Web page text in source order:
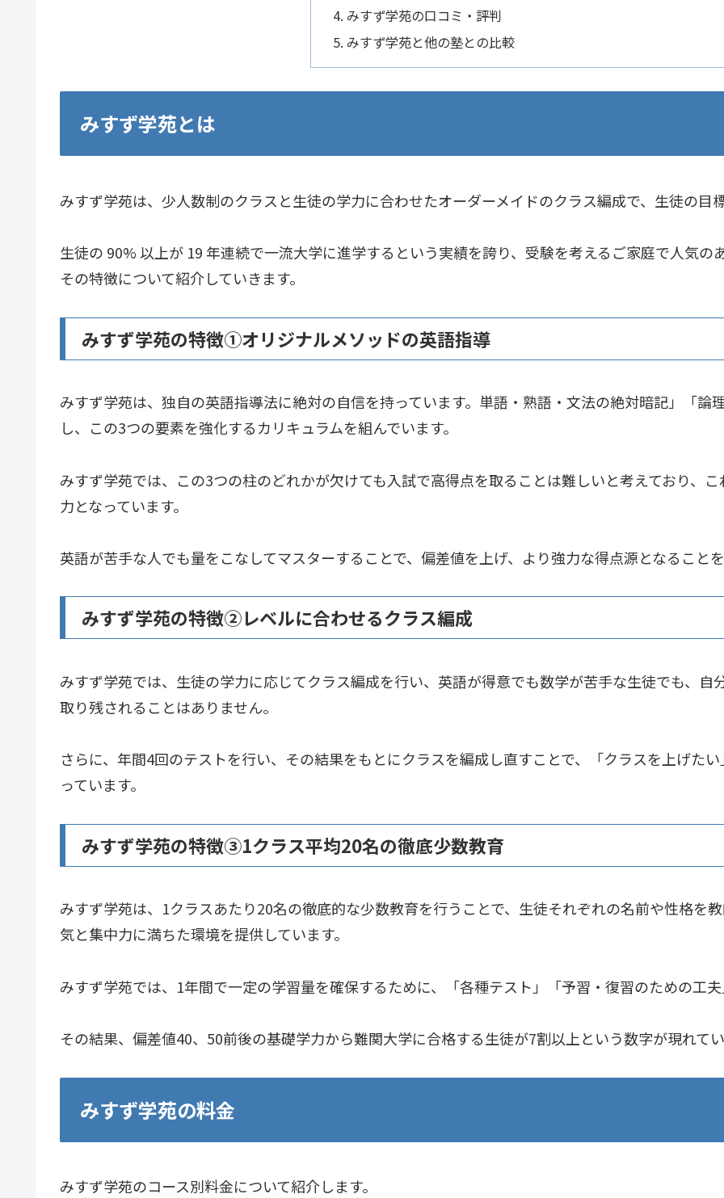
みすず学苑の口コミ・評判
みすず学苑と他の塾との比較
みすず学苑とは
みすず学苑は、少人数制のクラスと生徒の学力に合わせたオーダーメイドのクラス編成で、生徒の目
生徒の 90% 以上が 19 年連続で一流大学に進学するという実績を誇り、受験を考えるご家庭で人気の
その特徴について紹介していきます。
みすず学苑の特徴①オリジナルメソッドの英語指導
みすず学苑は、独自の英語指導法に絶対の自信を持っています。単語・熟語・文法の絶対暗記」「論
し、この3つの要素を強化するカリキュラムを組んでいます。
みすず学苑では、この3つの柱のどれかが欠けても入試で高得点を取ることは難しいと考えており、
力となっています。
英語が苦手な人でも量をこなしてマスターすることで、偏差値を上げ、より強力な得点源となることを
みすず学苑の特徴②レベルに合わせるクラス編成
みすず学苑では、生徒の学力に応じてクラス編成を行い、英語が得意でも数学が苦手な生徒でも、自
取り残されることはありません。
さらに、年間4回のテストを行い、その結果をもとにクラスを編成し直すことで、「クラスを上げた
っています。
みすず学苑の特徴➂1クラス平均20名の徹底少数教育
みすず学苑は、1クラスあたり20名の徹底的な少数教育を行うことで、生徒それぞれの名前や性格を
気と集中力に満ちた環境を提供しています。
みすず学苑では、1年間で一定の学習量を確保するために、「各種テスト」「予習・復習のための工夫
その結果、偏差値40、50前後の基礎学力から難関大学に合格する生徒が7割以上という数字が現れてい
みすず学苑の料金
みすず学苑のコース別料金について紹介します。